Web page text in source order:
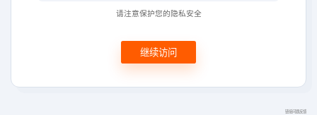
请注意保护您的隐私安全
继续访问
链接问题反馈